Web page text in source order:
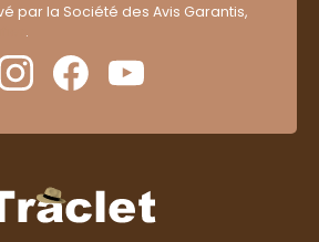
par la Société des Avis Garantis,
.